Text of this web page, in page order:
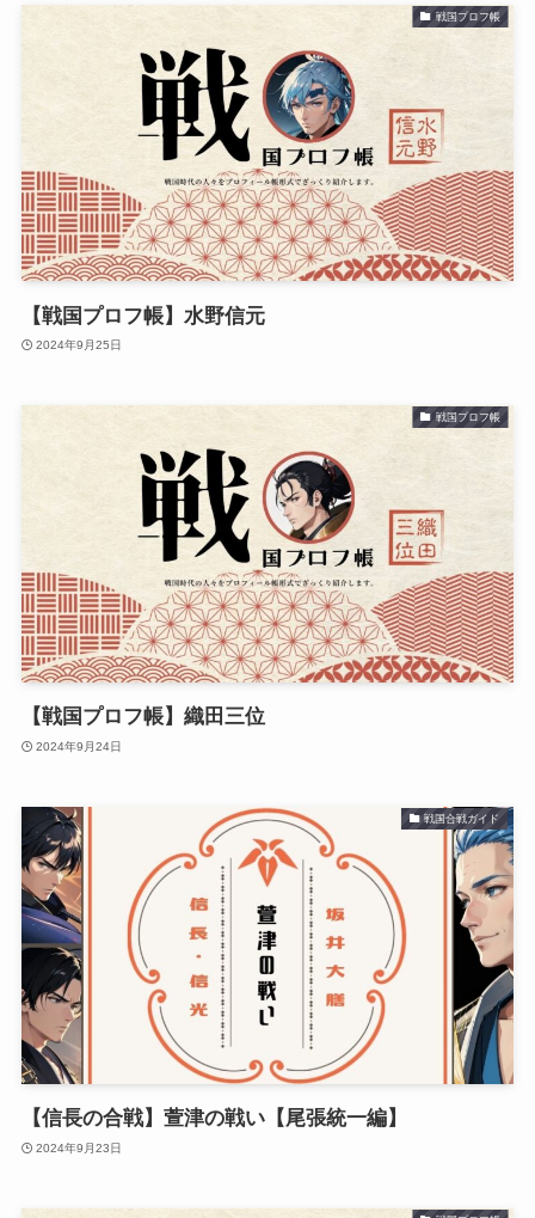
戦国プロフ帳
【戦国プロフ帳】水野信元
2024年9月25日
戦国プロフ帳
【戦国プロフ帳】織田三位
2024年9月24日
戦国合戦ガイド
【信長の合戦】萱津の戦い【尾張統一編】
2024年9月23日